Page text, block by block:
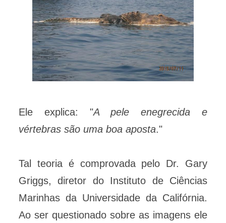
Ele explica: "A pele enegrecida e
vértebras são uma boa aposta."
Tal teoria é comprovada pelo Dr. Gary
Griggs, diretor do Instituto de Ciências
Marinhas da Universidade da Califórnia.
Ao ser questionado sobre as imagens ele